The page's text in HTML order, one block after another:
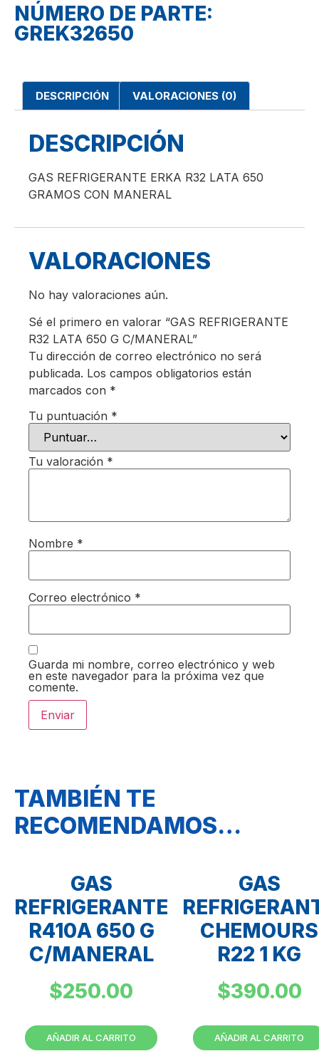
NÚMERO DE PARTE:
GREK32650
DESCRIPCIÓN VALORACIONES (0)
DESCRIPCIÓN
GAS REFRIGERANTE ERKA R32 LATA 650
GRAMOS CON MANERAL
VALORACIONES
No hay valoraciones aún.
Sé el primero en valorar “GAS REFRIGERANTE
R32 LATA 650 G C/MANERAL”
Tu dirección de correo electrónico no será
publicada. Los campos obligatorios están
marcados con *
Tu puntuación *
Tu valoración *
Nombre *
Correo electrónico *
Guarda mi nombre, correo electrónico y web
en este navegador para la próxima vez que
comente.
TAMBIÉN TE
RECOMENDAMOS…
GAS
REFRIGERANTE
R410A 650 G
C/MANERAL
$250.00
AÑADIR AL CARRITO
GAS
CHEMOURS
R22 1 KG
$390.00
AÑADIR AL CARRITO